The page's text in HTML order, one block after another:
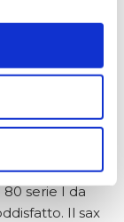
serie I da
Il sax